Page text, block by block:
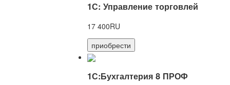
1С: Управление торговлей
17 400RU
приобрести
1С:Бухгалтерия 8 ПРОФ